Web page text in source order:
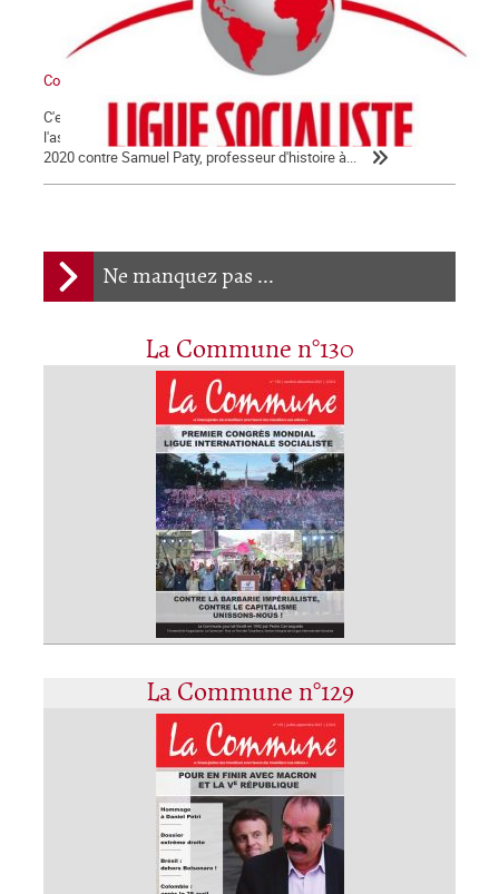
Ne manquez pas ...
La Commune n°130
La Commune n°129
Communiqué
C'est avec la plus extrême fermeté que nous condamnons
l'assassinat barbare qui a été commis le vendredi 16 octobre
2020 contre Samuel Paty, professeur d'histoire à...